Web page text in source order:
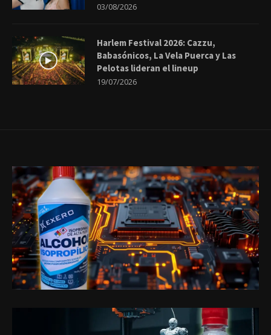
03/08/2026
Harlem Festival 2026: Cazzu,
Babasónicos, La Vela Puerca y Las
Pelotas lideran el lineup
19/07/2026